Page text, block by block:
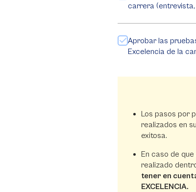
carrera (entrevista,
Aprobar las
Excelencia de la
Los pasos por
realizados en su
exitosa.
En caso de
realizado
tener en
EXCELENCIA.